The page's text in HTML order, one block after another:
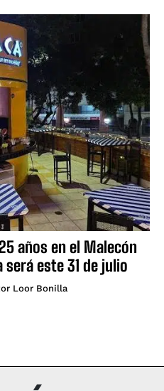
años en el Malecón
este 31 de julio
Loor Bonilla